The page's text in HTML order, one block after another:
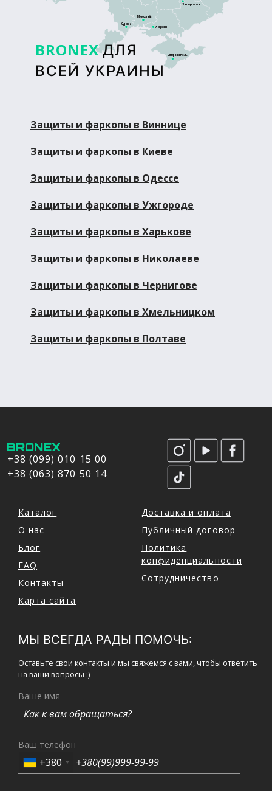
BRONEX ДЛЯ
ВСЕЙ УКРАИНЫ
Сімферополь
Запоріжжя
Херсон
Миколаїв
Одеса
Защиты и фаркопы в Виннице
Защиты и фаркопы в Киеве
Защиты и фаркопы в Одессе
Защиты и фаркопы в Ужгороде
Защиты и фаркопы в Харькове
Защиты и фаркопы в Николаеве
Защиты и фаркопы в Чернигове
Защиты и фаркопы в Хмельницком
Защиты и фаркопы в Полтаве
+38 (099) 010 15 00
+38 (063) 870 50 14
Каталог
О нас
Блог
FAQ
Контакты
Карта сайта
Доставка и оплата
Публичный договор
Политика
конфиденциальности
Сотрудничество
МЫ ВСЕГДА РАДЫ ПОМОЧЬ:
Оставьте свои контакты и мы свяжемся с вами, чтобы ответить
на ваши вопросы :)
Ваше имя
Ваш телефон
+380